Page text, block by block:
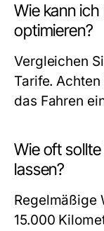
Wie kann
optimieren?
Vergleichen
Tarife.
das Fahren
Wie oft
lassen?
Regelmäßige
15.000